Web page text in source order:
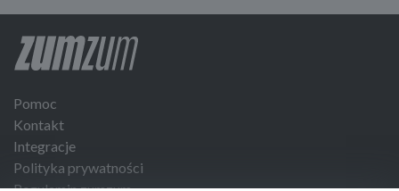
Pomoc
Kontakt
Integracje
Polityka prywatności